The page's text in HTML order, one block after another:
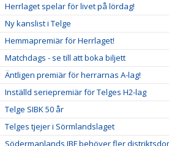
Herrlaget spelar för livet på lördag!
Ny kanslist i Telge
Hemmapremiär för Herrlaget!
Matchdags - se till att boka biljett
Äntligen premiär för herrarnas A-lag!
Inställd seriepremiär för Telges H2-lag
Telge SIBK 50 år
Telges tjejer i Sörmlandslaget
Södermanlands IBF behöver fler